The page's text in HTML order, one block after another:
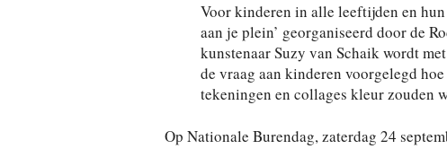
Voor kinderen in alle leeftijden en
aan je plein’ georganiseerd door de
kunstenaar Suzy van Schaik wordt
de vraag aan kinderen voorgelegd
tekeningen en collages kleur zouden
Op Nationale Burendag, zaterdag 24